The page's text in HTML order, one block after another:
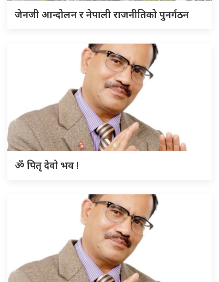
जेनजी आन्दोलन र नेपाली राजनीतिको पुनर्गठन
ॐ पितृ देवो भव !